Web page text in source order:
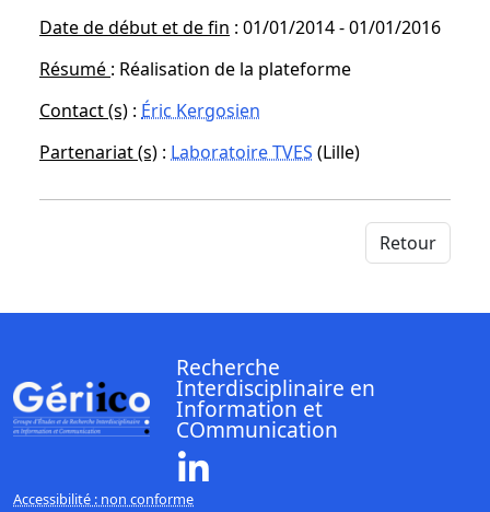
Date de début et de fin : 01/01/2014 - 01/01/2016
Résumé : Réalisation de la plateforme
Contact (s) : Éric Kergosien
Partenariat (s) : Laboratoire TVES (Lille)
Retour
Recherche
Interdisciplinaire en
Information et
COmmunication
Accessibilité : non conforme